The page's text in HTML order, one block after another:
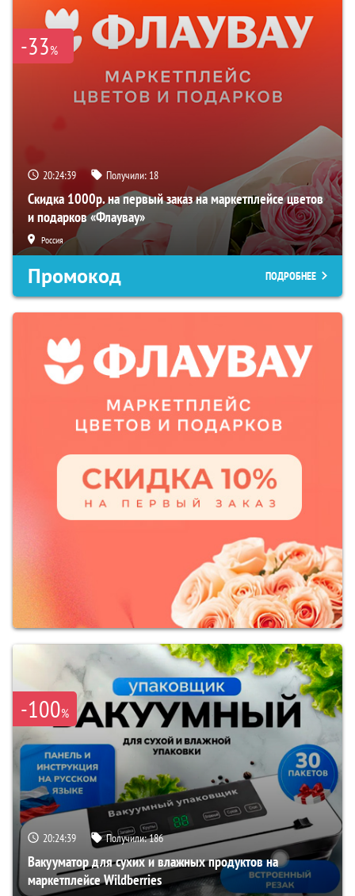
-33%
20:24:38 Получили: 18
Скидка 1000р. на первый заказ на маркетплейсе цветов
и подарков «Флаувау»
Россия
Промокод ПОДРОБНЕЕ
-100%
20:24:38 Получили:186
Вакууматор для сухих и влажных продуктов на
маркетплейсе Wildberries